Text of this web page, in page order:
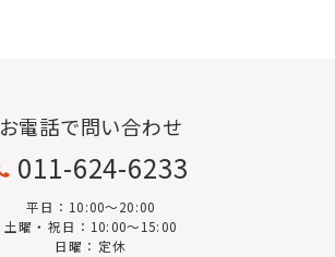
お電話で問い合わせ
011-624-6233
平日：10:00〜20:00
土曜・祝日：10:00～15:00
日曜：定休